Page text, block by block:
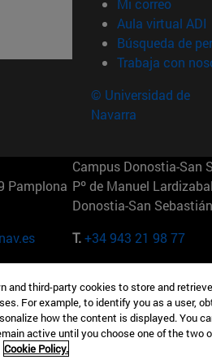
Mi correo
Aula virtual ADI
Búsqueda de
Trabaja con
© Universidad de
Navarra
Pamplona
Campus Donostia-San
Pº de Manuel
Donostia-San
T.+34 943 21 98 77
165 W 57th St 10019-
EE.UU
T.+1 646 346 8850
and third-party cookies to store and
For example, to identify you as a user,
how the content is displayed. You
active until you choose one of the two
Cookie Policy.